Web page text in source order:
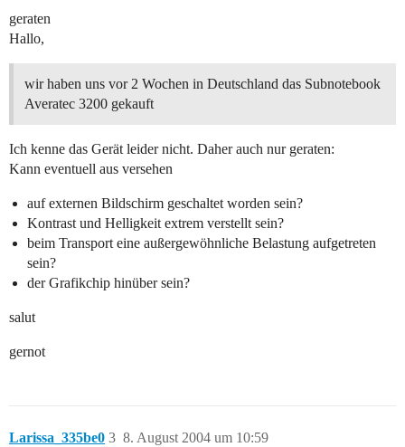
geraten
Hallo,
wir haben uns vor 2 Wochen in Deutschland das Subnotebook
Averatec 3200 gekauft
Ich kenne das Gerät leider nicht. Daher auch nur geraten:
Kann eventuell aus versehen
auf externen Bildschirm geschaltet worden sein?
Kontrast und Helligkeit extrem verstellt sein?
beim Transport eine außergewöhnliche Belastung aufgetreten
sein?
der Grafikchip hinüber sein?
salut
gernot
Larissa_335be0 8. August 2004 um 10:59
3